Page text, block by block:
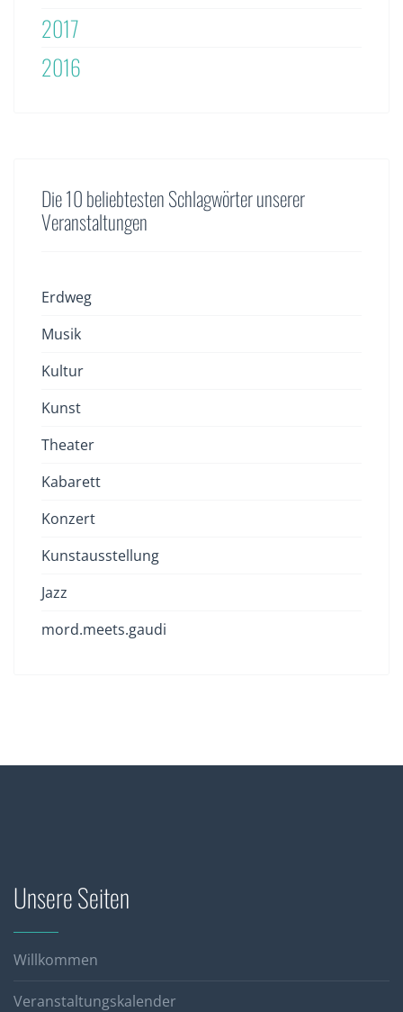
2017
2016
Die 10 beliebtesten Schlagwörter unserer
Veranstaltungen
Erdweg
Musik
Kultur
Kunst
Theater
Kabarett
Konzert
Kunstausstellung
Jazz
mord.meets.gaudi
Unsere Seiten
Willkommen
Veranstaltungskalender